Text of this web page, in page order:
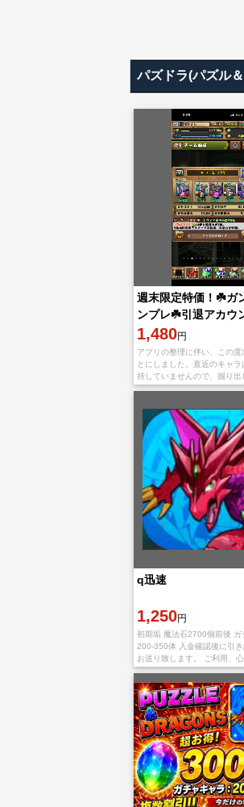
パズドラ(パズル
週末限定特価！☘️ガ
ンプレ☘️引退アカウ
グイン日数2567日☘️
1,480円
アプリの整理に伴い、この度
とにしました。直近のキャラ
持していませんので、掘り出
す気持ちでお買い求めくださ
願いいたします
q迅速
1,250円
初期垢 魔法石2700個前後 ガ
200-350体 入金確認後に引
お送り致します。 ご利用、
しております。 多少誤差が
予めご了承のほどよろしくお
ま